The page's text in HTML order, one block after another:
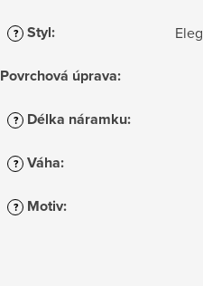
? Styl:
Povrchová úprava:
? Délka náramku:
? Váha:
? Motiv: